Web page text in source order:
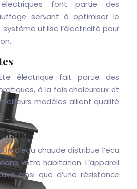
font partie des
servant à optimiser le
utilise l’électricité pour
électrique fait partie des
à la fois chaleureux et
modèles allient qualité
d’eau chaude distribue l’eau
votre habitation. L’appareil
ainsi que d’une résistance